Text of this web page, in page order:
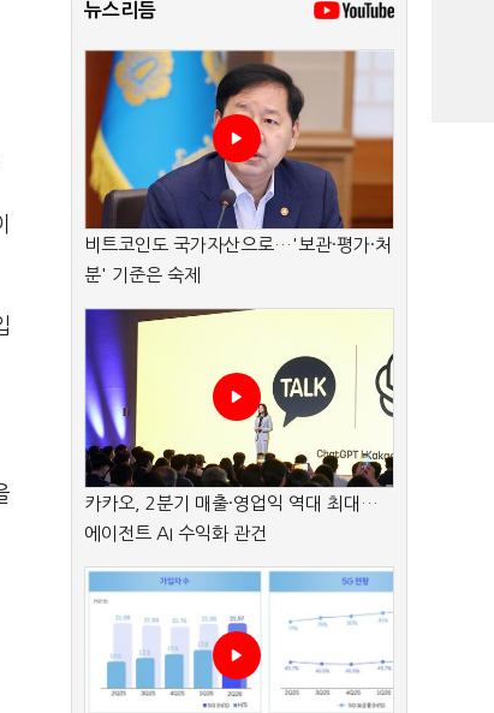
뉴스리듬
비트코인도 국가자산으로…'보관·평가·처
분' 기준은 숙제
카카오, 2분기 매출·영업익 역대 최대…
에이전트 AI 수익화 관건